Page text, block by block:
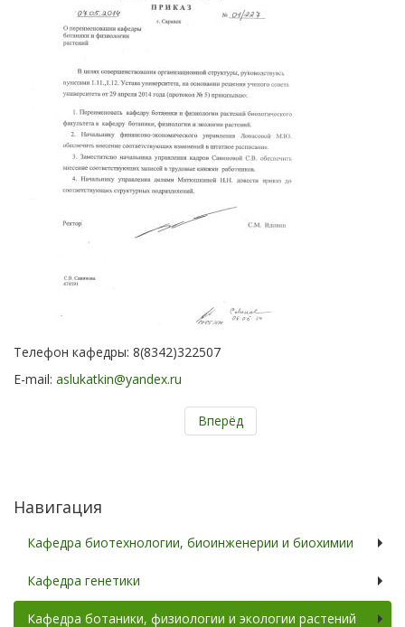
Телефон кафедры: 8(8342)322507
E-mail: aslukatkin@yandex.ru
Вперёд
Навигация
Кафедра биотехнологии, биоинженерии и биохимии
Кафедра генетики
Кафедра ботаники, физиологии и экологии растений